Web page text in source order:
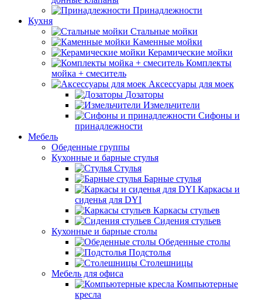
Принадлежности
Кухня
Стальные мойки
Каменные мойки
Керамические мойки
Комплекты
мойка + смеситель
Аксессуары для моек
Дозаторы
Измельчители
Сифоны и
принадлежности
Мебель
Обеденные группы
Кухонные и барные стулья
Стулья
Барные стулья
Каркасы и
сиденья для DYI
Каркасы стульев
Сидения стульев
Кухонные и барные столы
Обеденные столы
Подстолья
Столешницы
Мебель для офиса
Компьютерные
кресла